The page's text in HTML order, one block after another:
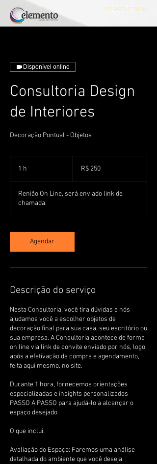
51 99767.2858
Disponível online
Consultoria Design
de Interiores
Decoração Pontual - Objetos
1 h
brasileiros
R$ 250
Renião On Line, será enviado link de
chamada.
Agendar
Descrição do serviço
Nesta Consultoria, você tira dúvidas e nós
ajudamos você a escolher objetos de
decoração final para sua casa, seu escritório ou
sua empresa. A Consultoria acontece de forma
on line via link de convite enviado por nós, logo
após a efetivação da compra e agendamento,
feita aqui mesmo, no site.
Durante 1 hora, fornecemos orientações
especializadas e insights personalizados
PASSO A PASSO para ajudá-lo a alcançar o
espaço desejado.
O que inclui:
Avaliação do Espaço: Faremos uma análise
detalhada do ambiente que você deseja